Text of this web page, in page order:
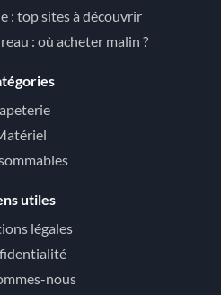
: top sites à découvrir
: où acheter malin ?
utiles
légales
nous